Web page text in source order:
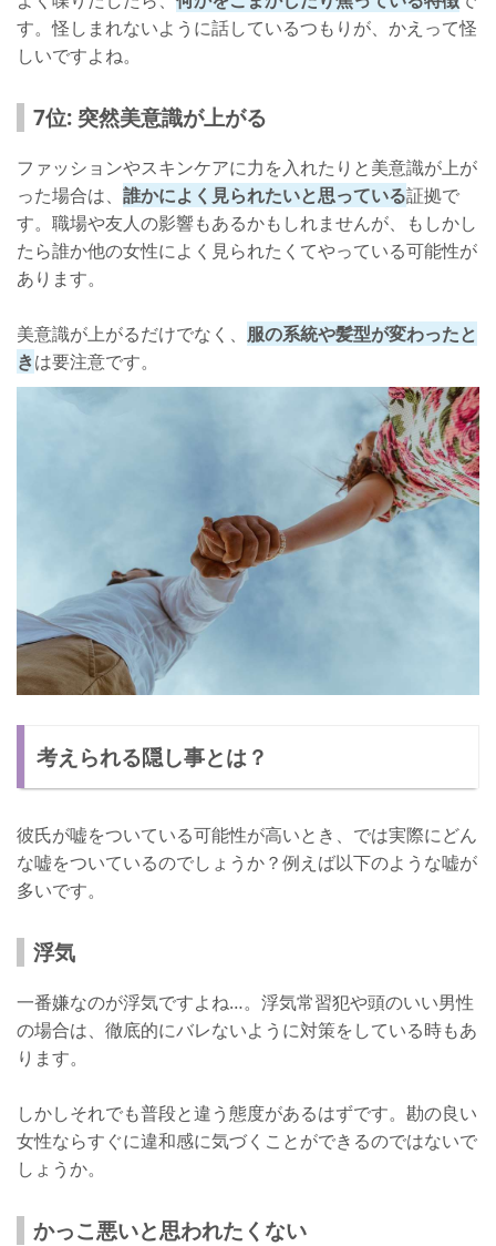
す。怪しまれないように話しているつもりが、かえって怪
しいですよね。
7位: 突然美意識が上がる
ファッションやスキンケアに力を入れたりと美意識が上が
った場合は、 誰かによく見られたいと思っている証拠で
す。職場や友人の影響もあるかもしれませんが、もしかし
たら誰か他の女性によく見られたくてやっている可能性が
あります。
美意識が上がるだけでなく、 服の系統や髪型が変わったと
きは要注意です。
考えられる隠し事とは？
彼氏が嘘をついている可能性が高いとき、では実際にどん
な嘘をついているのでしょうか？例えば以下のような嘘が
多いです。
浮気
一番嫌なのが浮気ですよね…。浮気常習犯や頭のいい男性
の場合は、徹底的にバレないように対策をしている時もあ
ります。
しかしそれでも普段と違う態度があるはずです。勘の良い
女性ならすぐに違和感に気づくことができるのではないで
しょうか。
かっこ悪いと思われたくない